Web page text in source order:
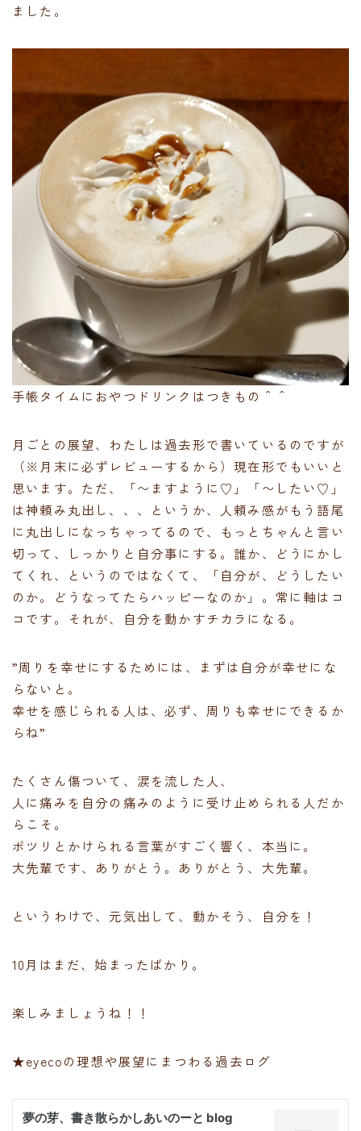
ました。
手帳タイムにおやつドリンクはつきもの＾＾
月ごとの展望、わたしは過去形で書いているのですが
（※月末に必ずレビューするから）現在形でもいいと
思います。ただ、「〜ますように♡」「〜したい♡」
は神頼み丸出し、、、というか、人頼み感がもう語尾
に丸出しになっちゃってるので、もっとちゃんと言い
切って、しっかりと自分事にする。誰か、どうにかし
てくれ、というのではなくて、「自分が、どうしたい
のか。どうなってたらハッピーなのか」。常に軸はコ
コです。それが、自分を動かすチカラになる。
”周りを幸せにするためには、まずは自分が幸せにな
らないと。
幸せを感じられる人は、必ず、周りも幸せにできるか
らね”
たくさん傷ついて、涙を流した人、
人に痛みを自分の痛みのように受け止められる人だか
らこそ。
ポツリとかけられる言葉がすごく響く、本当に。
大先輩です、ありがとう。ありがとう、大先輩。
というわけで、元気出して、動かそう、自分を！
10月はまだ、始まったばかり。
楽しみましょうね！！
★eyecoの理想や展望にまつわる過去ログ